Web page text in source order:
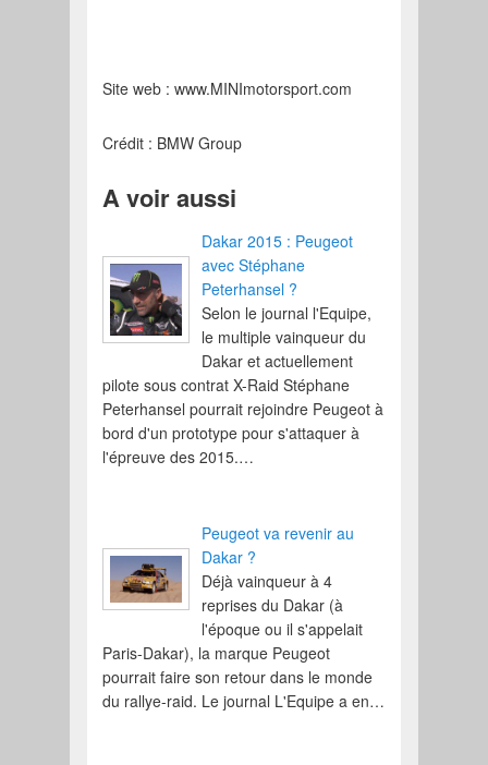
Site web : www.MINImotorsport.com
Crédit : BMW Group
A voir aussi
Dakar 2015 : Peugeot
avec Stéphane
Peterhansel ?
Selon le journal l'Equipe,
le multiple vainqueur du
Dakar et actuellement
pilote sous contrat X-Raid Stéphane
Peterhansel pourrait rejoindre Peugeot à
bord d'un prototype pour s'attaquer à
l'épreuve des 2015.…
Peugeot va revenir au
Dakar ?
Déjà vainqueur à 4
reprises du Dakar (à
l'époque ou il s'appelait
Paris-Dakar), la marque Peugeot
pourrait faire son retour dans le monde
du rallye-raid. Le journal L'Equipe a en…